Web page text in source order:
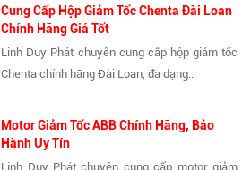
Cung Cấp Hộp Giảm Tốc Chenta Đài Loan
Chính Hãng Giá Tốt
Linh Duy Phát chuyên cung cấp hộp giảm tốc
Chenta chính hãng Đài Loan, đa dạng...
Motor Giảm Tốc ABB Chính Hãng, Bảo
Hành Uy Tín
Linh Duy Phát chuyên cung cấp motor giảm